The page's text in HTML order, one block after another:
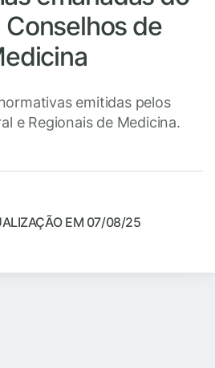
Conselhos de
emitidas pelos
e Regionais de Medicina.
EM 07/08/25